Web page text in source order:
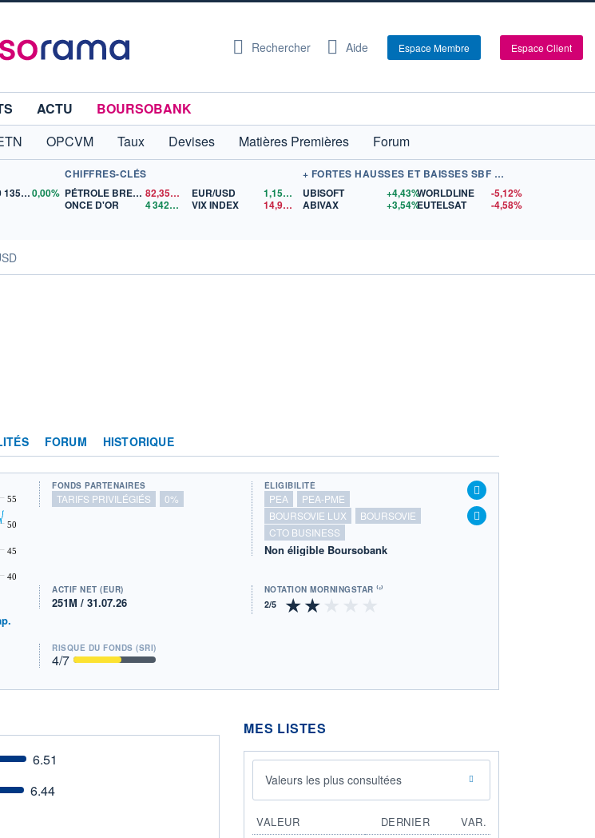
Rechercher Aide Espace Membre Espace Client
ACTU
BOURSOBANK
OPCVM Taux Devises Matières Premières
Forum
30 135,000,00%
CHIFFRES-CLÉS
PÉTROLE BRENT
82,35
$US
ONCE D'OR
4 342,26 $US
EUR/USD 1,1559
$US
VIX INDEX
14,90$US
+ FORTES HAUSSES ET BAISSES SBF 120
UBISOFT
+4,43%
ABIVAX
+3,54%
WORLDLINE
-5,12%
EUTELSAT
-4,58%
FORUM HISTORIQUE
40
45
50
55
FONDS PARTENAIRES
TARIFS PRIVILÉGIÉS 0%
ÉLIGIBILITÉ
PEA
PEA-PME
BOURSOVIE LUX
BOURSOVIE
CTO BUSINESS
Non éligible Boursobank
ACTIF NET (EUR)
251M / 31.07.26
NOTATION MORNINGSTAR ⁽¹⁾
RISQUE DU FONDS (SRI)
4/7
6.51
6.44
MES LISTES
Valeurs les plus consultées
VALEUR DERNIER
VAR.